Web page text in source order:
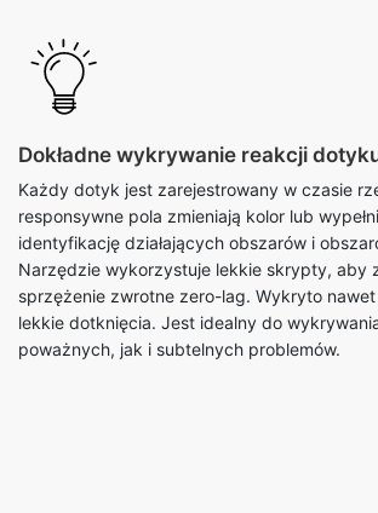
Dokładne wykrywanie reakcji
Każdy dotyk jest zarejestrowany w czasie
responsywne pola zmieniają kolor lub
identyfikację działających obszarów i
Narzędzie wykorzystuje lekkie skrypty, aby
sprzężenie zwrotne zero-lag. Wykryto
lekkie dotknięcia. Jest idealny do
poważnych, jak i subtelnych problemów.